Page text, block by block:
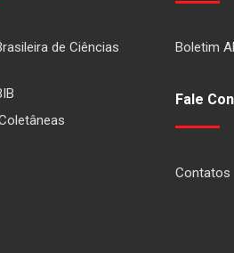
de Ciências
Boletim
Fale
Contatos